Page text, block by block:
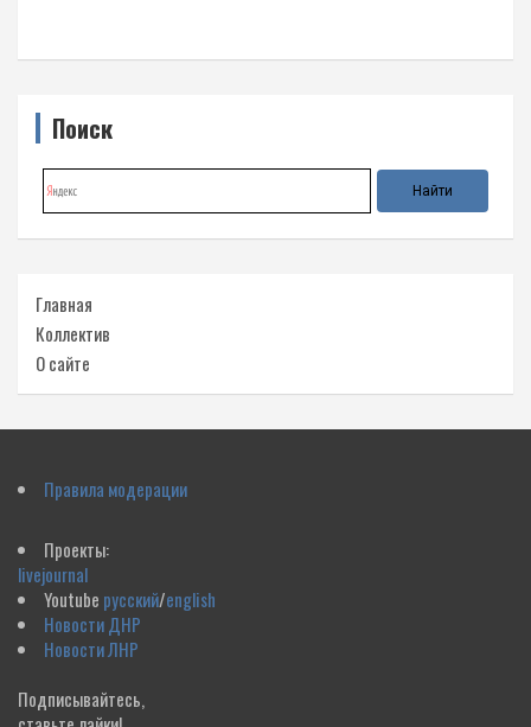
Поиск
Главная
Коллектив
О сайте
Правила модерации
Проекты:
livejournal
Youtube русский/english
Новости ДНР
Новости ЛНР
Подписывайтесь,